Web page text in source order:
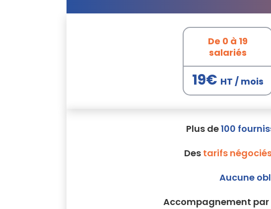
De 0 à 19
salariés
19€ HT / mois
Plus de100
Des tarifs
Aucune
Accompagnement par